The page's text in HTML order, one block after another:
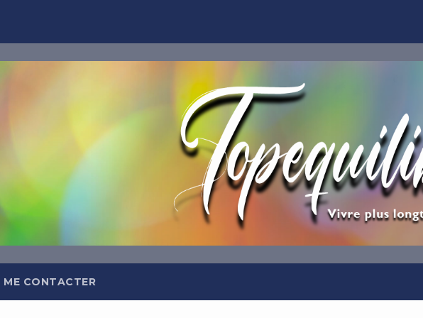
ME CONTACTER
TOPEQUILIBRE
Abonnez-vous !
Et recevez tous les jours dans votre boîte mail nos
meilleures inspirations.